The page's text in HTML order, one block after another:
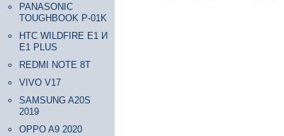
PANASONIC
TOUGHBOOK P-01K
HTC WILDFIRE E1 И
E1 PLUS
REDMI NOTE 8T
VIVO V17
SAMSUNG A20S
2019
OPPO A9 2020